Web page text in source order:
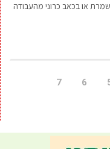
או בכאב כרוני מהעבודה
6
7